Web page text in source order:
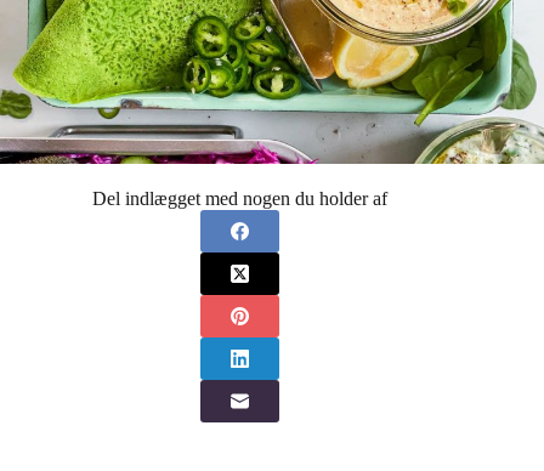
Del indlægget med nogen du holder af